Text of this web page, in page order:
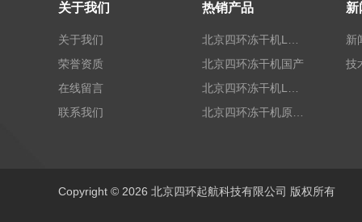
关于我们
关于我们
荣誉资质
在线留言
联系我们
热销产品
北京四环冻干机国产
新
新
技
Copyright © 2026 北京四环起航科技有限公司 版权所有